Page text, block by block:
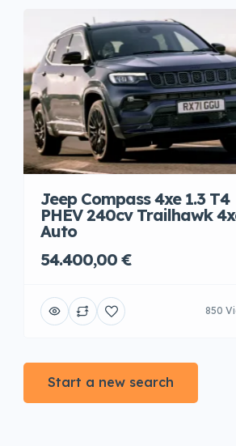
Jeep Compass 4xe 1.3 T4
PHEV 240cv Trailhawk
Auto
54.400,00 €
850
Start a new search